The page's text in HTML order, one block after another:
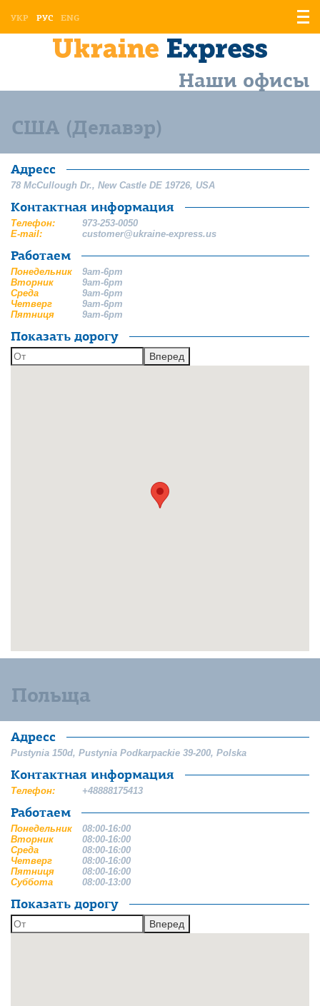
УКР РУС ENG
Наши офисы
США (Делавэр)
Адресс
78 McCullough Dr., New Castle DE 19726, USA
Контактная информация
Телефон:
973-253-0050
E-mail:
customer@ukraine-express.us
Работаем
Понедельник
9am-6pm
Вторник
9am-6pm
Среда
9am-6pm
Четверг
9am-6pm
Пятниця
9am-6pm
Показать дорогу
Вперед
Польща
Адресс
Pustynia 150d, Pustynia Podkarpackie 39-200, Polska
Контактная информация
Телефон: +48888175413
Работаем
Понедельник
08:00-16:00
Вторник
08:00-16:00
Среда
08:00-16:00
Четверг
08:00-16:00
Пятниця
08:00-16:00
Суббота
08:00-13:00
Показать дорогу
Вперед